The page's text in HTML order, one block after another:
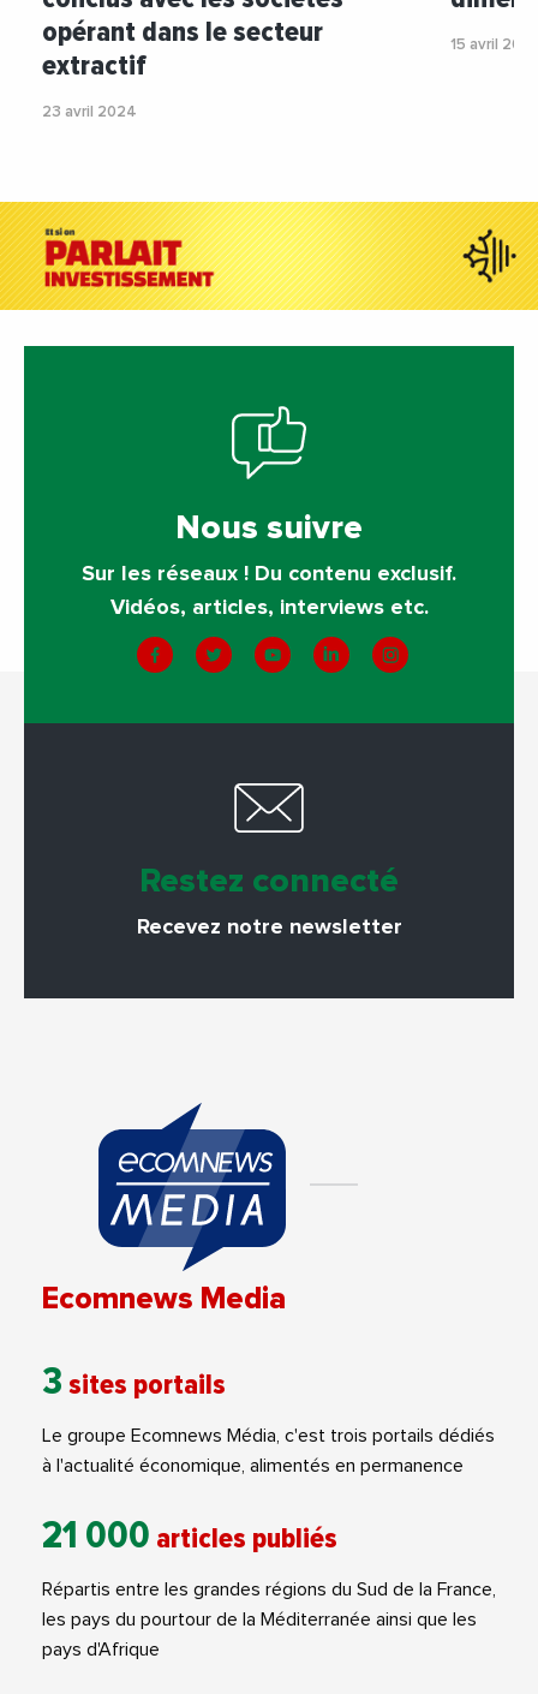
opérant dans le secteur
extractif
23 avril 2024
15 avril
Nous suivre
Sur les réseaux ! Du contenu exclusif.
Vidéos, articles, interviews etc.
Restez connecté
Recevez notre newsletter
Ecomnews Media
3 sites portails
Le groupe Ecomnews Média, c'est trois portails dédiés
à l'actualité économique, alimentés en permanence
21 000 articles publiés
Répartis entre les grandes régions du Sud de la France,
les pays du pourtour de la Méditerranée ainsi que les
pays d'Afrique